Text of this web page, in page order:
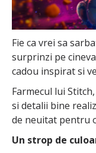
Fie ca vrei sa
surprinzi pe
cadou inspirat si
Farmecul lui
si detalii bine
de neuitat pentru
Un strop de